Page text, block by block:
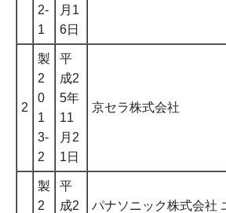
2-
1
月1
6日
2
製
2
0
1
3-
2
平
成2
5年
11
月2
1日
京セラ株式会社
製
2
平
成2
パナソニック株式会社